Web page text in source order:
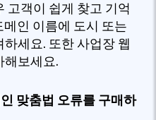
고객이 쉽게 찾고 기억
메인 이름에 도시 또는
세요. 또한 사업장 웹
해보세요.
맞춤법 오류를 구매하